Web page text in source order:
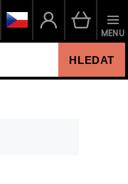
HLEDAT
MENU